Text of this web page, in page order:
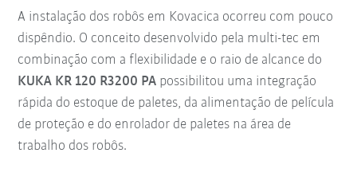
A instalação dos robôs em Kovacica ocorreu com pouco
dispêndio. O conceito desenvolvido pela multi-tec em
combinação com a flexibilidade e o raio de alcance do
KUKA KR 120 R3200 PA possibilitou uma integração
rápida do estoque de paletes, da alimentação de película
de proteção e do enrolador de paletes na área de
trabalho dos robôs.